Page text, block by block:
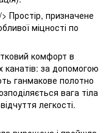
Простір, призначене
міцності по
комфорт в
канатів: за допомогою
ганмакове полотно
вага тіла
легкості.